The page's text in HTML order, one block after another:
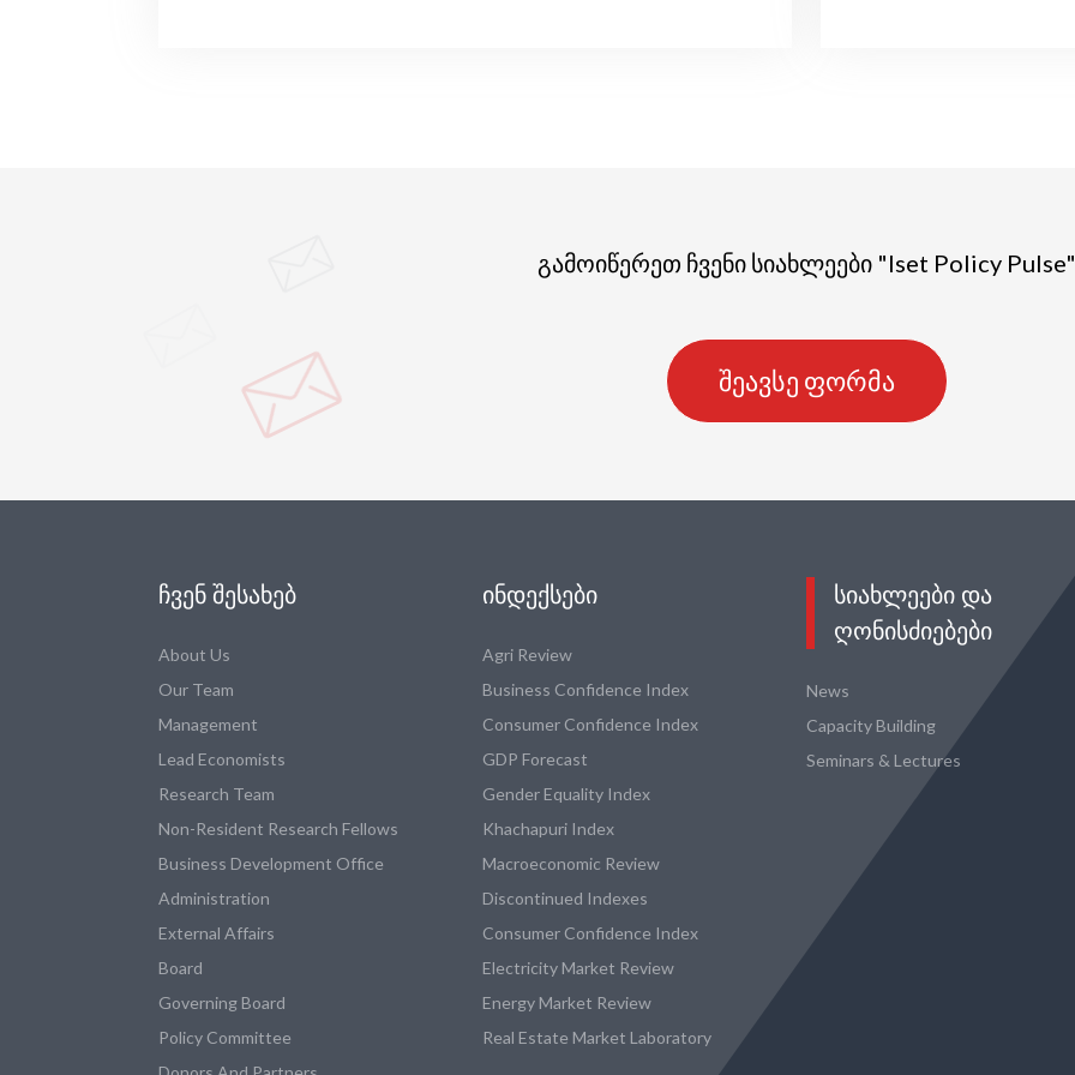
გამოიწერეთ ჩვენი სიახლეები "Iset Policy Pulse"
შეავსე ფორმა
ᲩᲕᲔᲜ ᲨᲔᲡᲐᲮᲔᲑ
About Us
Our Team
Management
Lead Economists
Research Team
Non-Resident Research Fellows
Business Development Office
Administration
External Affairs
Board
Governing Board
Policy Committee
ᲘᲜᲓᲔᲥᲡᲔᲑᲘ
Agri Review
Business Confidence Index
Consumer Confidence Index
GDP Forecast
Gender Equality Index
Khachapuri Index
Macroeconomic Review
Discontinued Indexes
Consumer Confidence Index
Electricity Market Review
Energy Market Review
Real Estate Market Laboratory
ᲡᲘᲐᲮᲚᲔᲔᲑᲘ ᲓᲐ
ᲦᲝᲜᲘᲡᲫᲘᲔᲑᲔᲑᲘ
News
Capacity Building
Seminars & Lectures